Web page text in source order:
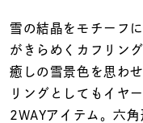
レディース
リングサイズ
雪の結晶をモチーフ
がきらめくカフリン
癒しの雪景色を思わ
リングとしてもイヤ
2WAYアイテム。六